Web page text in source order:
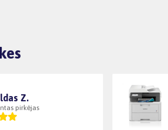
Z.
pirkėjas